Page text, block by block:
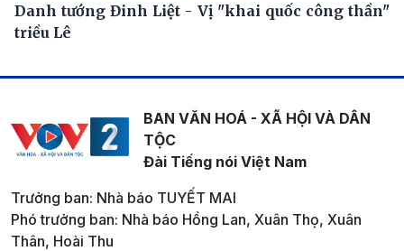
Danh tướng Đinh Liệt - Vị "khai quốc công thần"
triều Lê
BAN VĂN HOÁ - XÃ HỘI VÀ DÂN
TỘC
Đài Tiếng nói Việt Nam
Trưởng ban: Nhà báo TUYẾT MAI
Phó trưởng ban: Nhà báo Hồng Lan, Xuân Thọ, Xuân
Thân, Hoài Thu